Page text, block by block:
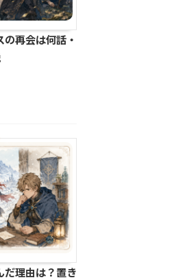
再会は何話・
だ理由は？置き